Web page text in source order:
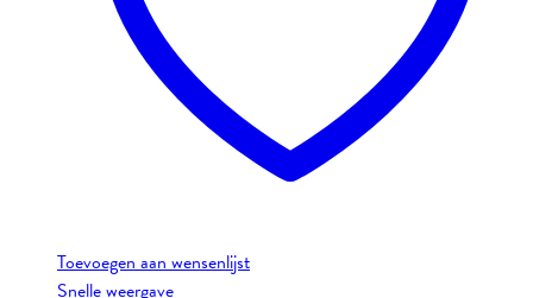
Toevoegen aan wensenlijst
Snelle weergave